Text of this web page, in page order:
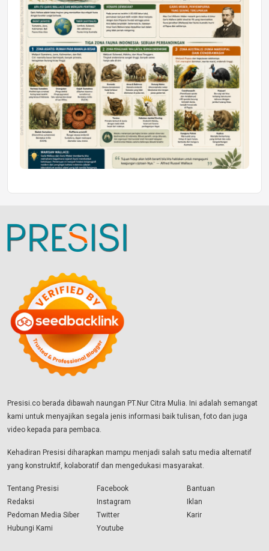
Presisi.co berada dibawah naungan PT.Nur Citra Mulia. Ini adalah semangat
kami untuk menyajikan segala jenis informasi baik tulisan, foto dan juga
video kepada para pembaca.
Kehadiran Presisi diharapkan mampu menjadi salah satu media alternatif
yang konstruktif, kolaboratif dan mengedukasi masyarakat.
Tentang Presisi
Redaksi
Pedoman Media Siber
Hubungi Kami
Facebook
Instagram
Twitter
Youtube
Bantuan
Iklan
Karir